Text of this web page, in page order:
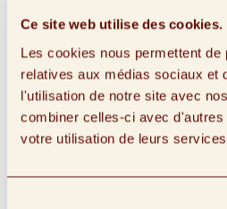
Ce site web utilise des cookies.
Les cookies nous permettent
relatives aux médias sociaux et
l'utilisation de notre site avec
combiner celles-ci avec
votre utilisation de leurs